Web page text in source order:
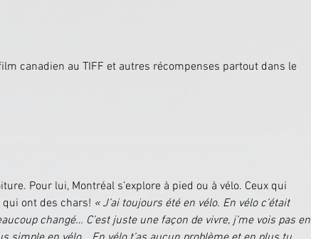
canadien au TIFF et autres récompenses partout dans le
Pour lui, Montréal s’explore à pied ou à vélo. Ceux qui
qui ont des chars! « J’ai toujours été en vélo. En vélo c’était
changé… C’est juste une façon de vivre, j’me vois pas en